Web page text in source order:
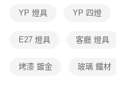
３．收到繳費通知簡訊後14天
※ 請注意：結帳手續完成當下
※ 交易是否成功請以「AFTEE
YP 燈具 YP 四燈
E27 燈具 客廳 燈具
烤漆 鍍金 玻璃 鐵材